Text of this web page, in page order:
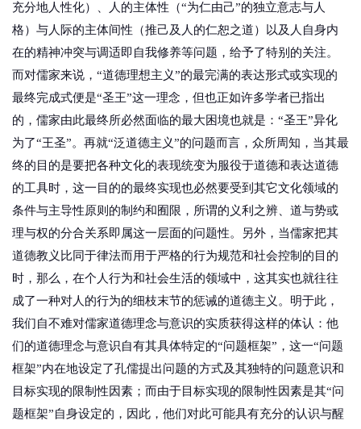
充分地人性化）、人的主体性（“为仁由己”的独立意志与人
格）与人际的主体间性（推己及人的仁恕之道）以及人自身内
在的精神冲突与调适即自我修养等问题，给予了特别的关注。
而对儒家来说，“道德理想主义”的最完满的表达形式或实现的
最终完成式便是“圣王”这一理念，但也正如许多学者已指出
的，儒家由此最终所必然面临的最大困境也就是：“圣王”异化
为了“王圣”。再就“泛道德主义”的问题而言，众所周知，当其最
终的目的是要把各种文化的表现统变为服役于道德和表达道德
的工具时，这一目的的最终实现也必然要受到其它文化领域的
条件与主导性原则的制约和囿限，所谓的义利之辨、道与势或
理与权的分合关系即属这一层面的问题性。另外，当儒家把其
道德教义比同于律法而用于严格的行为规范和社会控制的目的
时，那么，在个人行为和社会生活的领域中，这其实也就往往
成了一种对人的行为的细枝末节的惩诫的道德主义。明于此，
我们自不难对儒家道德理念与意识的实质获得这样的体认：他
们的道德理念与意识自有其具体特定的“问题框架”，这一“问题
框架”内在地设定了孔儒提出问题的方式及其独特的问题意识和
目标实现的限制性因素；而由于目标实现的限制性因素是其“问
题框架”自身设定的，因此，他们对此可能具有充分的认识与醒